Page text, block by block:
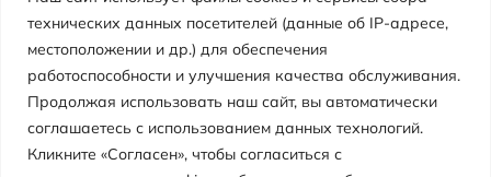
технических данных посетителей (данные об IP-адресе,
местоположении и др.) для обеспечения
работоспособности и улучшения качества обслуживания.
Продолжая использовать наш сайт, вы автоматически
соглашаетесь с использованием данных технологий.
Кликните «Согласен», чтобы согласиться с